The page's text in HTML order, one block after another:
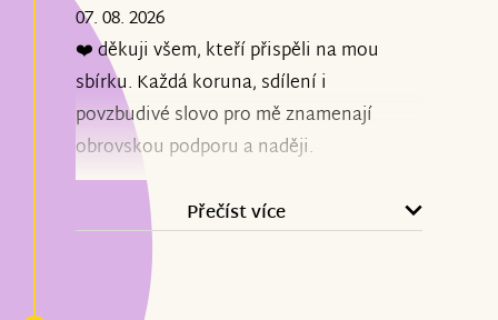
07. 08. 2026
❤️ děkuji všem, kteří přispěli na mou
sbírku. Každá koruna, sdílení i
povzbudivé slovo pro mě znamenají
obrovskou podporu a naději.
Přečíst více